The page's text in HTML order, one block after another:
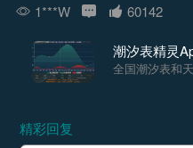
1***W 60142
潮汐表精灵
全国潮汐表和
精彩回复